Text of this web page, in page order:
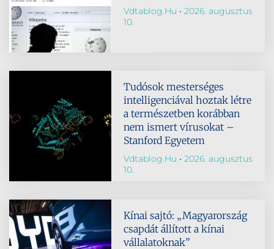
Vdtablog.hu
2026. augusztus
10.
Tudósok mesterséges
intelligenciával hoztak létre
a természetben korábban
nem ismert vírusokat –
Stanford Egyetem
Vdtablog.hu
2026. augusztus
10.
Kínai sajtó: „Magyarország
csapdát állított a kínai
vállalatoknak”